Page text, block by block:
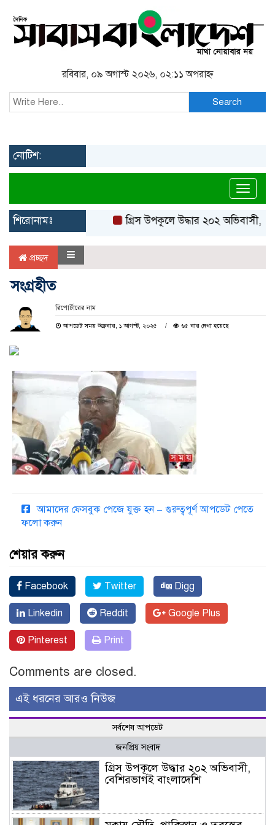
রবিবার, ০৯ অগাস্ট ২০২৬, ০২:১১ অপরাহ্ন
Search
নোটিশ:
শিরোনামঃ গ্রিস উপকূলে উদ্ধার ২০২ অভিবাসী,
প্রচ্ছদ
সংগ্রহীত
রিপোর্টারের নাম
আপডেট সময় শুক্রবার, ১ আগস্ট, ২০২৫ ৬৫ বার দেখা হয়েছে
আমাদের ফেসবুক পেজে যুক্ত হন – গুরুত্বপূর্ণ আপডেট পেতে
ফলো করুন
শেয়ার করুন
Facebook Twitter Digg
Linkedin Reddit Google Plus
Pinterest Print
Comments are closed.
এই ধরনের আরও নিউজ
সর্বশেষ আপডেট
জনপ্রিয় সংবাদ
গ্রিস উপকূলে উদ্ধার ২০২ অভিবাসী,
বেশিরভাগই বাংলাদেশি